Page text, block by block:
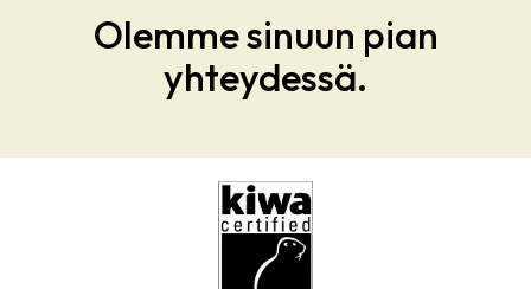
Olemme sinuun pian
yhteydessä.